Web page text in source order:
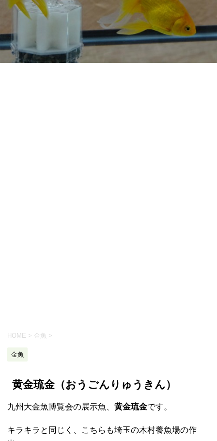
HOME > 金魚 >
金魚
黄金琉金（おうごんりゅうきん）
九州大金魚博覧会の展示魚、 黄金琉金です。
キラキラと同じく、こちらも埼玉の木村養魚場の作